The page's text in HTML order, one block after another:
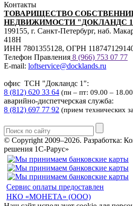
Контакты
ТОВАРИЩЕСТВО
НЕДВИЖИМОСТИ "ДОКЛАНДС
199155, г. Санкт-Петербург, наб.
418Н
ИНН 7801355128, ОГРН
Телефон Правления 8 (966) 753 07 77
E-mail: loftservice@docklands.ru
офис ТСН "Докландс 1":
8 (812) 620 33 64 (пн – пт: 09.00 –
аварийно-диспетчерская служба:
8 (812) 697 77 92 (прием технических
© Copyright 2009–2026. Разработка:
решения 1С-Рарус»
Сервис оплаты предоставлен
НКО «МОНЕТА» (ООО)